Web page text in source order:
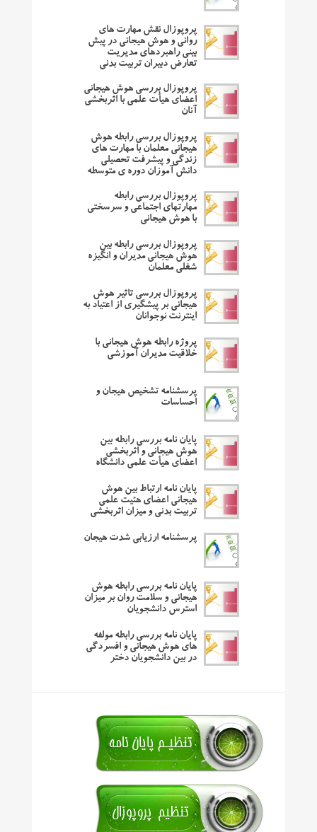
پروپوزال نقش مهارت های
روانی و هوش هیجانی در پیش
بینی راهبردهای مدیریت
تعارض دبیران تربیت بدنی
پروپوزال بررسی هوش هیجانی
اعضای هیأت علمی با اثربخشی
آنان
پروپوزال بررسی رابطه هوش
هیجانی معلمان با مهارت های
زندگی و پیشرفت تحصیلی
دانش آموزان دوره ی متوسطه
پروپوزال بررسی رابطه
مهارتهای اجتماعی و سرسختی
با هوش هیجانی
پروپوزال بررسی رابطه بین
هوش هیجانی مدیران و انگیزه
شغلی معلمان
پروپوزال بررسی تاثیر هوش
هیجانی بر پیشگیری از اعتیاد به
اینترنت نوجوانان
پروژه رابطه هوش هیجانی با
خلاقیت مدیران آموزشی
پرسشنامه تشخیص هیجان و
احساسات
پایان نامه بررسی رابطه بین
هوش هیجانی و اثربخشی
اعضای هیأت علمی دانشگاه
پایان نامه ارتباط بین هوش
هیجانی اعضای هئیت علمی
تربیت بدنی و میزان اثربخشی
پرسشنامه ارزیابی شدت هیجان
پایان نامه بررسی رابطه هوش
هیجانی و سلامت روان بر میزان
استرس دانشجویان
پایان نامه بررسی رابطه مولفه
های هوش هیجانی و افسردگی
در بین دانشجویان دختر